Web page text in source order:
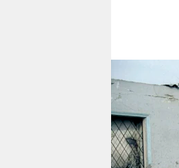
nord
wahrheit
verlag